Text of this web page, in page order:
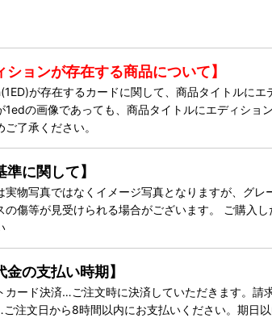
ションが存在する商品について】
が存在するカードに関して、商品タイトルにエ
1edの画像であっても、商品タイトルにエディショ
ご了承ください。
準に関して】
実物写真ではなくイメージ写真となりますが、グ
の傷等が見受けられる場合がございます。 ご購入
金の支払い時期】
カード決済…ご注文時に決済していただきます。請
注文日から8時間以内にお支払いください。期日